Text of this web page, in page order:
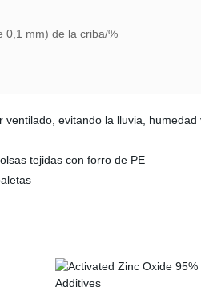
0,1 mm) de la criba/%
evitando la lluvia,
tejidas con forro de PE